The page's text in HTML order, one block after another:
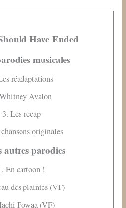
Have Ended
musicales
réadaptations
Avalon
3. Les recap
originales
parodies
En cartoon !
des plaintes (VF)
Powaa (VF)